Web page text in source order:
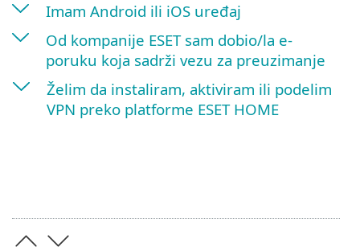
Imam Android ili iOS uređaj
Od kompanije ESET sam dobio/la e-
poruku koja sadrži vezu za preuzimanje
Želim da instaliram, aktiviram ili podelim
VPN preko platforme ESET HOME